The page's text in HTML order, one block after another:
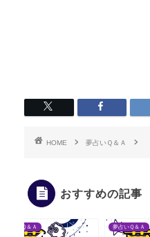
HOME 夢占いＱ＆Ａ
おすすめの記事
夢占いＱ＆Ａ 夢占いＱ＆Ａ